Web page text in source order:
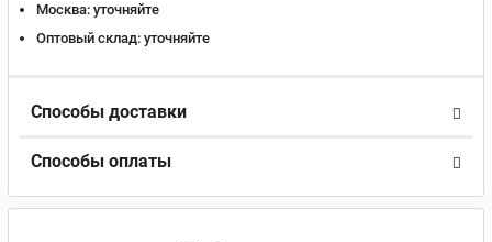
Москва: уточняйте
Оптовый склад: уточняйте
Способы доставки
Способы оплаты